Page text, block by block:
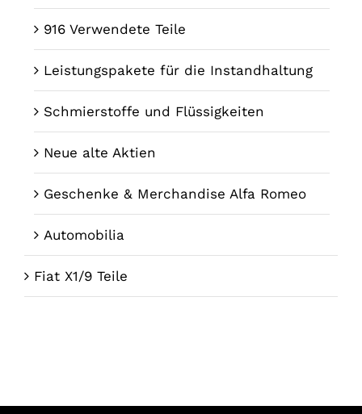
916 Verwendete Teile
Leistungspakete für die Instandhaltung
Schmierstoffe und Flüssigkeiten
Neue alte Aktien
Geschenke & Merchandise Alfa Romeo
Automobilia
Fiat X1/9 Teile